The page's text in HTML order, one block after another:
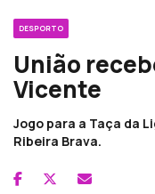
DESPORTO
União
Vicente
Jogo para a Taça da
Ribeira Brava.